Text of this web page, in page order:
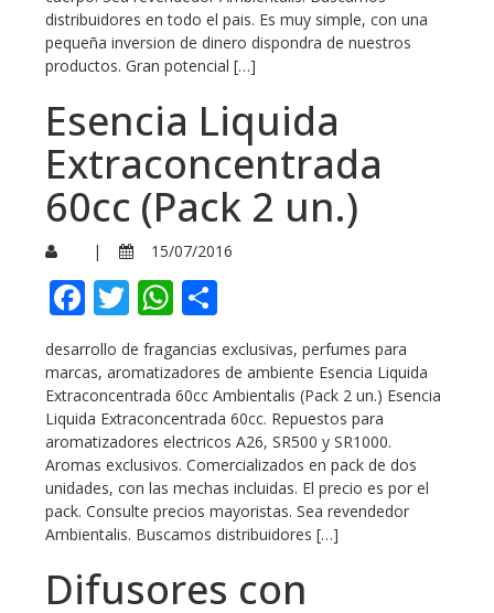
distribuidores en todo el pais. Es muy simple, con una
pequeña inversion de dinero dispondra de nuestros
productos. Gran potencial […]
Esencia Liquida
Extraconcentrada
60cc (Pack 2 un.)
| 15/07/2016
Facebook
TwitterWhatsApp
desarrollo de fragancias exclusivas, perfumes para
marcas, aromatizadores de ambiente Esencia Liquida
Extraconcentrada 60cc Ambientalis (Pack 2 un.) Esencia
Liquida Extraconcentrada 60cc. Repuestos para
aromatizadores electricos A26, SR500 y SR1000.
Aromas exclusivos. Comercializados en pack de dos
unidades, con las mechas incluidas. El precio es por el
pack. Consulte precios mayoristas. Sea revendedor
Ambientalis. Buscamos distribuidores […]
Difusores con